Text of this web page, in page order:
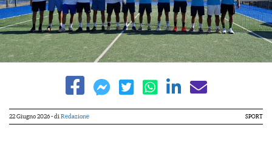
22 Giugno 2026- di Redazione SPORT